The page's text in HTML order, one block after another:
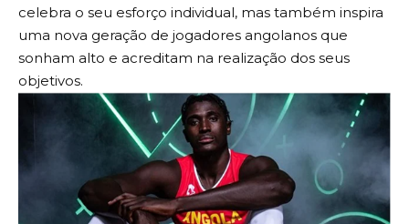
celebra o seu esforço individual, mas também inspira
uma nova geração de jogadores angolanos que
sonham alto e acreditam na realização dos seus
objetivos.